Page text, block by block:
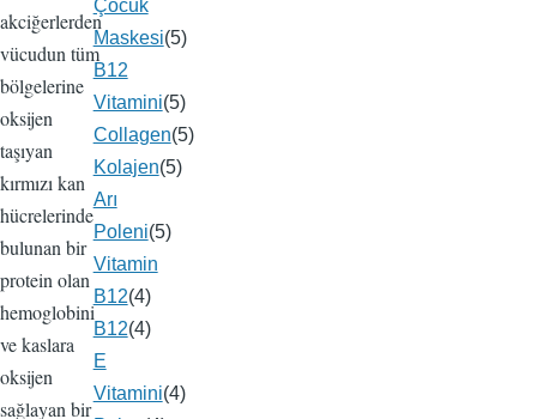
akciğerlerden
vücudun tüm
bölgelerine
oksijen
taşıyan
kırmızı kan
hücrelerinde
bulunan bir
protein olan
hemoglobini
ve kaslara
oksijen
sağlayan bir
Çocuk
Maskesi(5)
B12
Vitamini(5)
Collagen(5)
Kolajen(5)
Arı
Poleni(5)
Vitamin
B12(4)
B12(4)
E
Vitamini(4)